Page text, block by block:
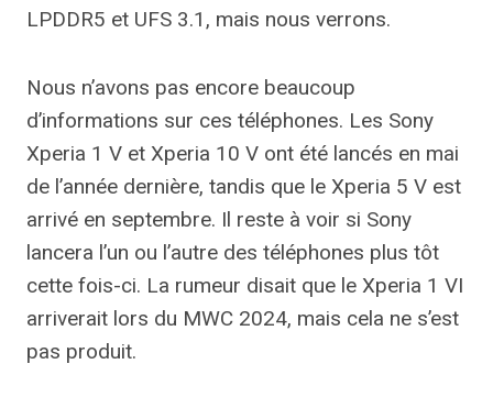
LPDDR5 et UFS 3.1, mais nous verrons.
Nous n’avons pas encore beaucoup
d’informations sur ces téléphones. Les Sony
Xperia 1 V et Xperia 10 V ont été lancés en mai
de l’année dernière, tandis que le Xperia 5 V est
arrivé en septembre. Il reste à voir si Sony
lancera l’un ou l’autre des téléphones plus tôt
cette fois-ci. La rumeur disait que le Xperia 1 VI
arriverait lors du MWC 2024, mais cela ne s’est
pas produit.